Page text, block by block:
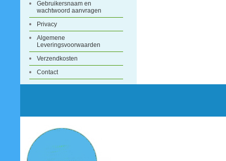
Gebruikersnaam en
wachtwoord aanvragen
Privacy
Algemene
Leveringsvoorwaarden
Verzendkosten
Contact